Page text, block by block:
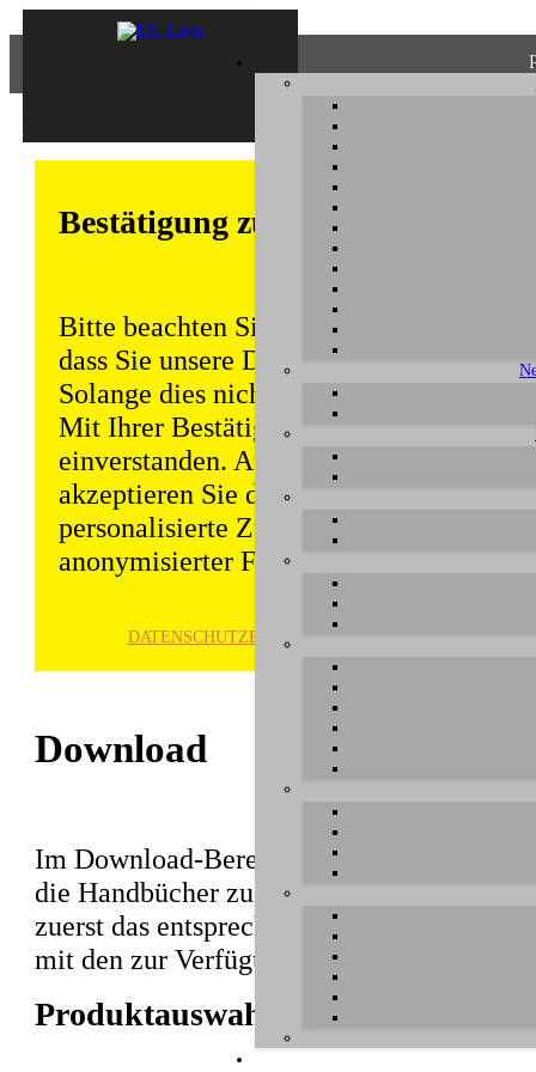
Bestätigung zum Datenschutz
Bitte beachten Sie, dass einige
dass Sie unsere Datenschutzerklärung
Solange dies nicht erfolgt, wird dieser
Mit Ihrer Bestätigung sind Sie auch mit
einverstanden. Auch unabhängig von
akzeptieren Sie durch die weitere
personalisierte Zugriffsdaten gemäß
anonymisierter Form gespeichert und
DATENSCHUTZ­ERKLÄRUNG
Download
Im Download-Bereich können Sie
die Handbücher zu unseren Produkten
zuerst das entsprechende Produkt aus,
mit den zur Verfügung stehenden Dateien
Produktauswahl